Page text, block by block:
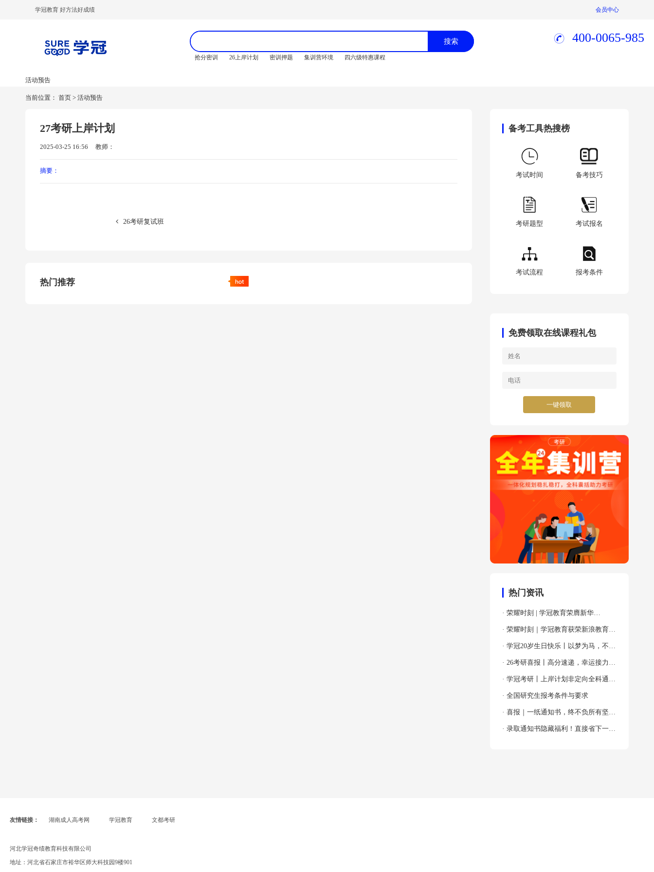
学冠教育 好方法好成绩 会员中心
搜索
抢分密训 26上岸计划 密训押题 集训营环境 四六级特惠课程
400-0065-985
活动预告
当前位置： 首页 > 活动预告
27考研上岸计划
2025-03-25 16:56 教师：
摘要：
26考研复试班
热门推荐
备考工具热搜榜
考试时间 备考技巧
考研题型 考试报名
考试流程 报考条件
免费领取在线课程礼包
一键领取
热门资讯
· 荣耀时刻 | 学冠教育荣膺新华
网“2024年度全国教育先锋品牌优秀案
例”殊荣！
· 荣耀时刻｜学冠教育获荣新浪教育
2024年度考研教育领导力品牌！
· 学冠20岁生日快乐丨以梦为马，不负
韶华！
· 26考研喜报丨高分速递，幸运接力，
吸欧气啦～
· 学冠考研丨上岸计划非定向全科通关
班
· 全国研究生报考条件与要求
· 喜报｜一纸通知书，终不负所有坚持
与奔赴！
· 录取通知书隐藏福利！直接省下一大
友情链接： 湖南成人高考网 学冠教育 文都考研
河北学冠奇绩教育科技有限公司
地址：河北省石家庄市裕华区师大科技园9楼901